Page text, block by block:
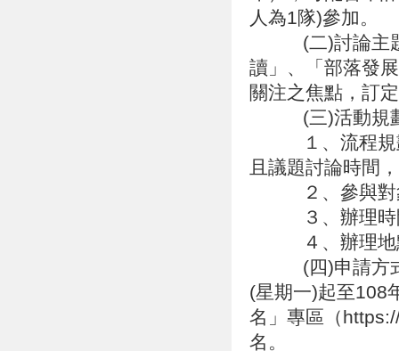
人為1隊)參加。
(二)討論主題
讀」、「部落發
關注之焦點，訂
(三)活動規
１、流程規劃
且議題討論時間
２、參與對象
３、辦理時間
４、辦理地點
(四)申請方式
(星期一)起至108
名」專區（
名。